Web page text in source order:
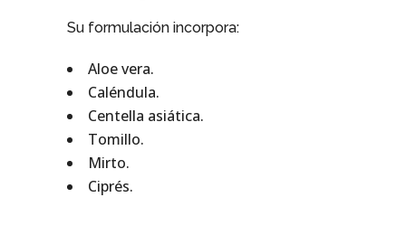
Su formulación incorpora:
Aloe vera.
Caléndula.
Centella asiática.
Tomillo.
Mirto.
Ciprés.